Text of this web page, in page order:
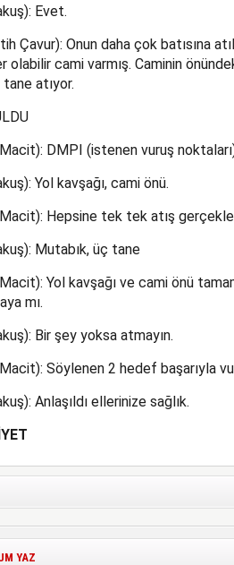
Evet.
Çavur): Onun daha çok batısına
olabilir cami varmış. Caminin
atıyor.
DMPI (istenen vuruş
Yol kavşağı, cami önü.
Hepsine tek tek atış
Mutabık, üç tane
Yol kavşağı ve cami önü
mı.
Bir şey yoksa atmayın.
Söylenen 2 hedef başarıyla
Anlaşıldı ellerinize sağlık.
YAZ